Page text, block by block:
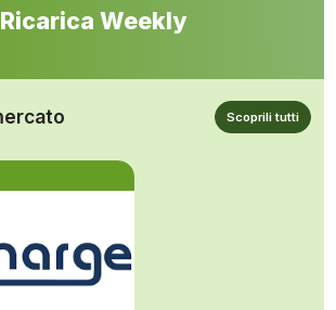
Ricarica Weekly
Scoprili tutti